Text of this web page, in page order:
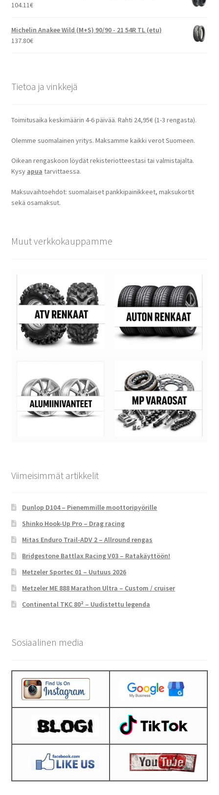
104.11€
Michelin Anakee Wild (M+S) 90/90 - 21 54R TL (etu)
137.80€
Tietoa ja vinkkejä
Toimitusaika keskimäärin 4-6 päivää. Rahti 24,95€ (1-3 rengasta).
Olemme suomalainen yritys. Maksamme kaikki verot Suomeen.
Oikean rengaskoon löydät rekisteriotteestasi tai valmistajalta.
Kysy apua tarvittaessa.
Maksuvaihtoehdot: suomalaiset pankkipainikkeet, maksukortit
sekä osamaksut.
Muut verkkokauppamme
Viimeisimmät artikkelit
Dunlop D104 – Pienemmille moottoripyörille
Shinko Hook-Up Pro – Drag racing
Mitas Enduro Trail-ADV 2 – Allround rengas
Bridgestone Battlax Racing V03 – Ratakäyttöön!
Metzeler Sportec 01 – Uutuus 2026
Metzeler ME 888 Marathon Ultra – Custom / cruiser
Continental TKC 80² – Uudistettu legenda
Sosiaalinen media